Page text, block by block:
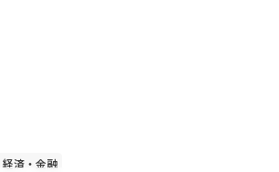
経済・金融